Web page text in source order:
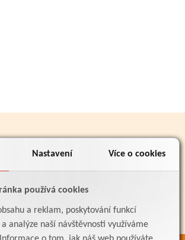
Nastavení Více o cookies
používá cookies
a reklam, poskytování funkcí
analýze naší návštěvnosti využíváme